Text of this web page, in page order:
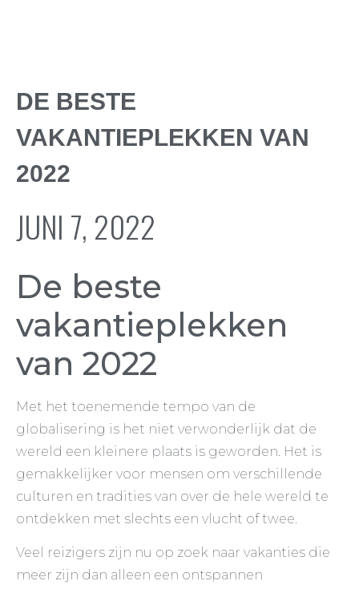
DE BESTE
VAKANTIEPLEKKEN VAN
2022
JUNI 7, 2022
De beste
vakantieplekken
van 2022
Met het toenemende tempo van de
globalisering is het niet verwonderlijk dat de
wereld een kleinere plaats is geworden. Het is
gemakkelijker voor mensen om verschillende
culturen en tradities van over de hele wereld te
ontdekken met slechts een vlucht of twee.
Veel reizigers zijn nu op zoek naar vakanties die
meer zijn dan alleen een ontspannen